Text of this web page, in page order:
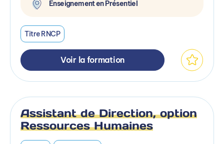
Enseignement en Présentiel
Titre RNCP
Voir la formation
Assistant de Direction, option
Ressources Humaines